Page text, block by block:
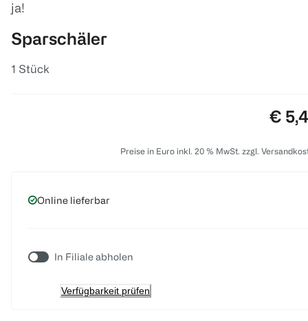
ja!
Sparschäler
1 Stück
€
Preise in Euro inkl. 20 % MwSt. zzgl.
Online lieferbar
In Filiale abholen
Verfügbarkeit prüfen